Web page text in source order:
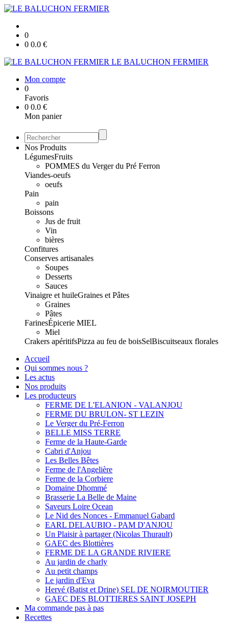
0
0 0.0 €
LE BALUCHON FERMIER
Mon compte
0
Favoris
0 0.0 €
Mon panier
Nos Produits
LégumesFruits
POMMES du Verger du Pré Ferron
Viandes-oeufs
oeufs
Pain
pain
Boissons
Jus de fruit
Vin
bières
Confitures
Conserves artisanales
Soupes
Desserts
Sauces
Vinaigre et huileGraines et Pâtes
Graines
Pâtes
FarinesÉpicerie MIEL
Miel
Crakers apéritifsPizza au feu de boisSelBiscuitseaux florales
Accueil
Qui sommes nous ?
Les actus
Nos produits
Les producteurs
FERME DE L'ELANION - VALANJOU
FERME DU BRULON- ST LEZIN
Le Verger du Pré-Ferron
BELLE MISS TERRE
Ferme de la Haute-Garde
Cabri d'Anjou
Les Belles Bêtes
Ferme de l'Angelière
Ferme de la Corbiere
Domaine Dhommé
Brasserie La Belle de Maine
Saveurs Loire Ocean
Le Nid des Nonces - Emmanuel Gabard
EARL DELAUBIO - PAM D'ANJOU
Un Plaisir à partager (Nicolas Thurault)
GAEC des Blottières
FERME DE LA GRANDE RIVIERE
Au jardin de charly
Au petit champs
Le jardin d'Eva
Hervé (Batist et Drine) SEL DE NOIRMOUTIER
GAEC DES BLOTTIERES SAINT JOSEPH
Ma commande pas à pas
Recettes